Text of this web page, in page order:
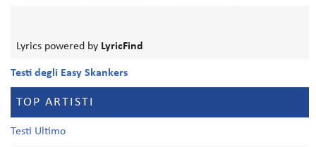
Lyrics powered by LyricFind
Testi degli Easy Skankers
TOP ARTISTI
Testi Ultimo